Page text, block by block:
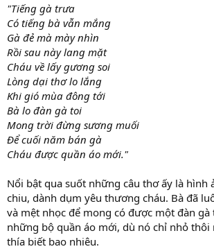
"Tiếng gà trưa
Có tiếng bà vẫn mắng
Gà đẻ mà mày nhìn
Rồi sau này lang mặt
Cháu về lấy gương soi
Lòng dại thơ lo lắng
Khi gió mùa đông tới
Bà lo đàn gà toi
Mong trời đừng sương muối
Để cuối năm bán gà
Cháu được quần áo mới."
Nổi bật qua suốt những câu thơ ấy là hình
chiu, dành dụm yêu thương cháu. Bà đã
và mệt nhọc để mong có được một đàn gà
những bộ quần áo mới, dù nó chỉ nhỏ
thía biết bao nhiêu.